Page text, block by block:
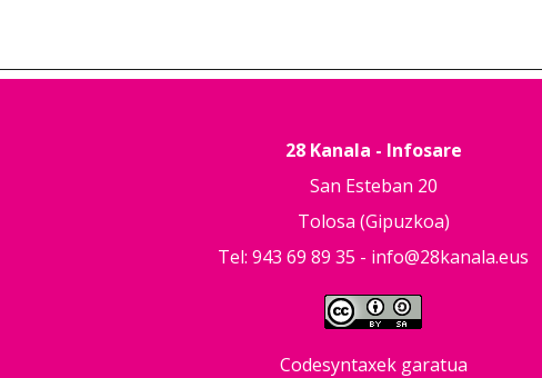
28 Kanala - Infosare
San Esteban 20
Tolosa (Gipuzkoa)
Tel: 943 69 89 35 - info@28kanala.eus
Codesyntaxek garatua